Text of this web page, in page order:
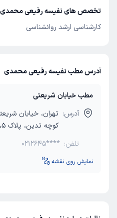
تخصص های نفیسه رفیعی محمدی
کارشناسی ارشد روانشناسی
آدرس مطب نفیسه رفیعی محمدی
مطب خیابان شریعتی
آدرس: تهران، خیابان
کوچه تدین، پلاک 5، طبقه دوم
تلفن: 0212645****
نمایش روی نقشه